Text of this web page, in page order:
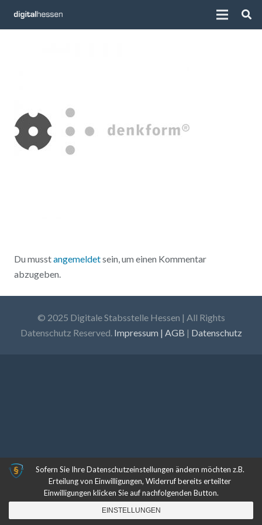
Du musstangemeldetsein, um einen Kommentar
abzugeben.
© 2025 Digitale Stabsstelle Hessen | All Rights
Datenschutz Reserved. Impressum | AGB | Datenschutz
Sofern Sie Ihre Datenschutzeinstellungen ändern möchten z.B.
Erteilung von Einwilligungen, Widerruf bereits erteilter
Einwilligungen klicken Sie auf nachfolgenden Button.
EINSTELLUNGEN